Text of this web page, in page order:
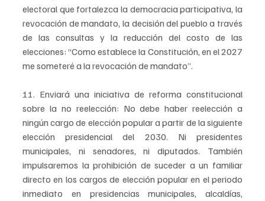
electoral que fortalezca la democracia participativa, la
revocación de mandato, la decisión del pueblo a través
de las consultas y la reducción del costo de las
elecciones: “Como establece la Constitución, en el 2027
me someteré a la revocación de mandato”.
11. Enviará una iniciativa de reforma constitucional
sobre la no reelección: No debe haber reelección a
ningún cargo de elección popular a partir de la siguiente
elección presidencial del 2030. Ni presidentes
municipales, ni senadores, ni diputados. También
impulsaremos la prohibición de suceder a un familiar
directo en los cargos de elección popular en el periodo
inmediato en presidencias municipales, alcaldías,